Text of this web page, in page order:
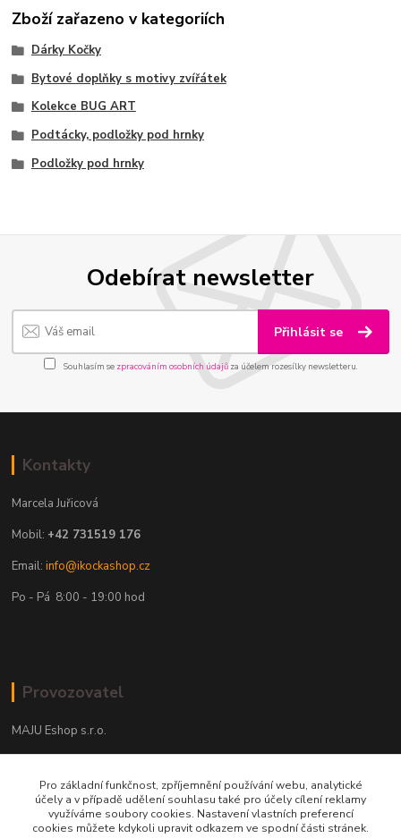
Zboží zařazeno v kategoriích
Dárky Kočky
Bytové doplňky s motivy zvířátek
Kolekce BUG ART
Podtácky, podložky pod hrnky
Podložky pod hrnky
Odebírat newsletter
Přihlásit se
Souhlasím se zpracováním osobních údajůza účelem rozesílky newsletteru.
Kontakty
Marcela Juřicová
Mobil: +42 731519 176
Email:info@ikockashop.cz
Po - Pá 8:00 - 19:00 hod
Provozovatel
MAJU Eshop s.r.o.
702 00 Ostrava
IČ: 09674799
Pro základní funkčnost, zpříjemnění používání webu, analytické
účely a v případě udělení souhlasu také pro účely cílení reklamy
využíváme soubory cookies. Nastavení vlastních preferencí
cookies můžete kdykoli upravit odkazem ve spodní části stránek.